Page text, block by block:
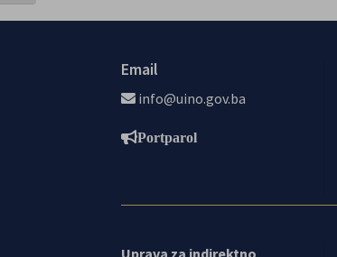
Email
info@uino.gov.ba
Portparol